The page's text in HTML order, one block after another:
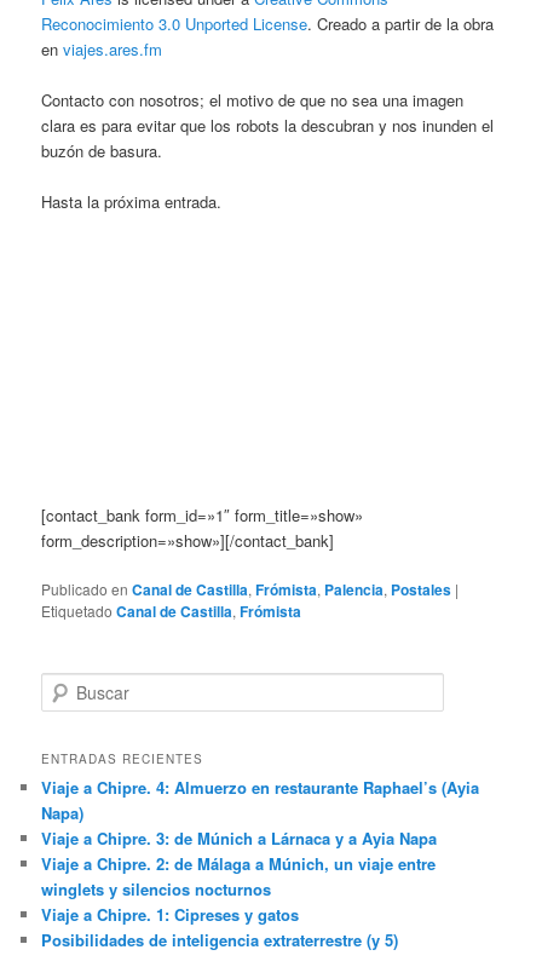
Reconocimiento 3.0 Unported License. Creado a partir de la obra
enviajes.ares.fm
clara es para evitar que los robots la descubran y nos inunden el
[contact_bank form_id=»1″ form_title=»show»
form_description=»show»][/contact_bank]
Publicado en Canal de Castilla
Etiquetado Canal de Castilla,Frómista
B
u
s
c
a
ENTRADAS RECIENTES